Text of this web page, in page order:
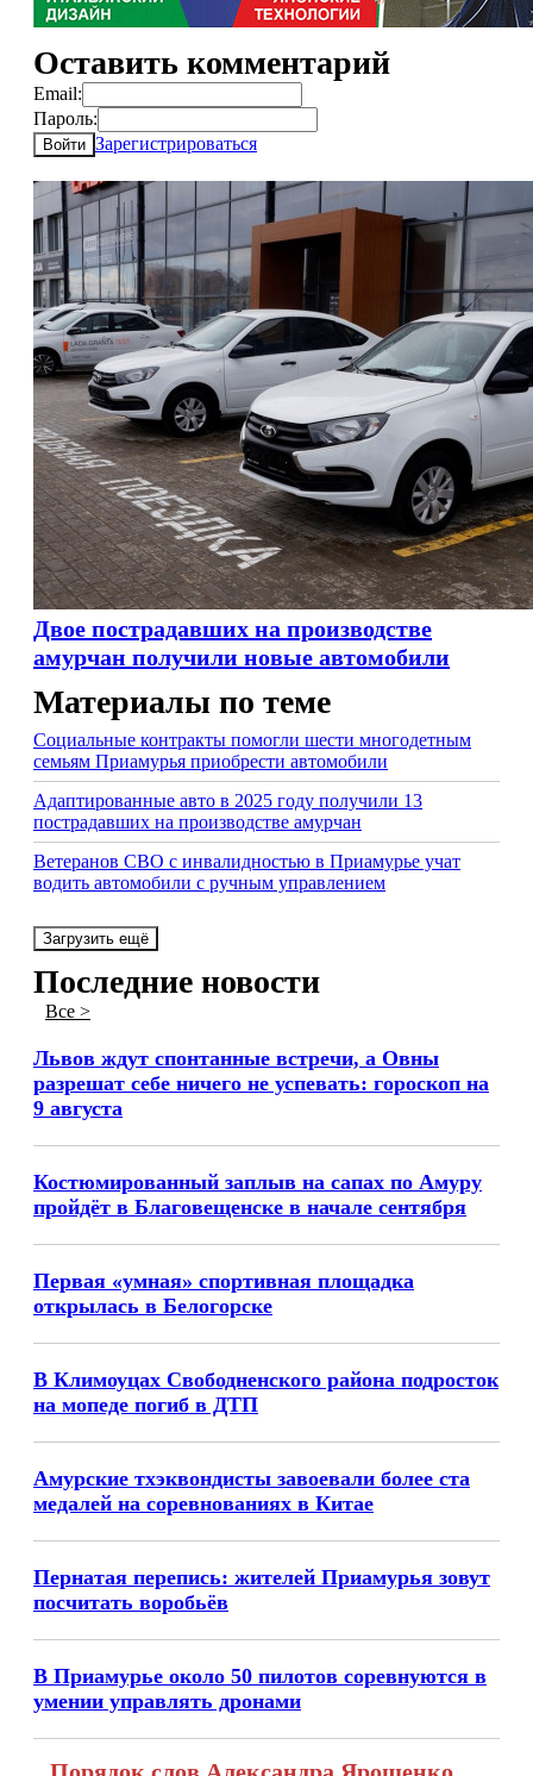
Оставить комментарий
Email:
Пароль:
Войти Зарегистрироваться
Двое пострадавших на производстве
амурчан получили новые автомобили
Материалы по теме
Социальные контракты помогли шести многодетным
семьям Приамурья приобрести автомобили
Адаптированные авто в 2025 году получили 13
пострадавших на производстве амурчан
Ветеранов СВО с инвалидностью в Приамурье учат
водить автомобили с ручным управлением
Загрузить ещё
Последние новости
Все >
Львов ждут спонтанные встречи, а Овны
разрешат себе ничего не успевать: гороскоп на
9 августа
Костюмированный заплыв на сапах по Амуру
пройдёт в Благовещенске в начале сентября
Первая «умная» спортивная площадка
открылась в Белогорске
В Климоуцах Свободненского района подросток
на мопеде погиб в ДТП
Амурские тхэквондисты завоевали более ста
медалей на соревнованиях в Китае
Пернатая перепись: жителей Приамурья зовут
посчитать воробьёв
В Приамурье около 50 пилотов соревнуются в
умении управлять дронами